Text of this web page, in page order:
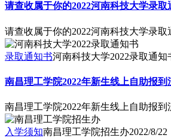
请查收属于你的2022河南科技大学录取
请查收属于你的2022河南科技大学录取
录取通知书河南科技大学2022录取通知
南昌理工学院2022年新生线上自助报到
南昌理工学院2022年新生线上自助报到
入学须知南昌理工学院招生办2022/8/22